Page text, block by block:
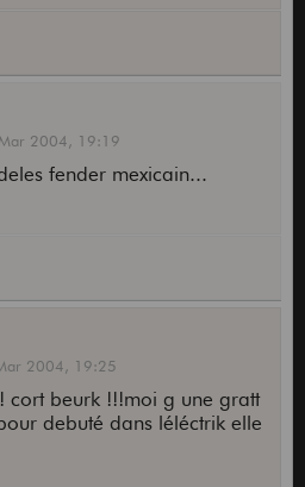
2004, 19:19
fender mexicain...
2004, 19:25
cort beurk !!!moi g une gratt
debuté dans léléctrik elle